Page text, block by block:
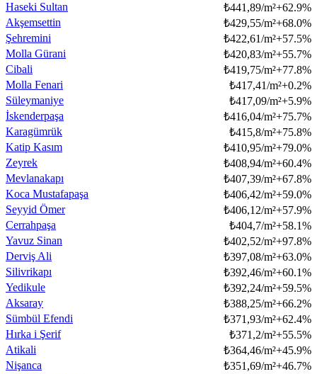
Haseki Sultan ₺441,89/m²+62.9%
Akşemsettin
₺429,55/m²+68.0%
Şehremini
₺422,61/m²+57.5%
Molla Gürani
₺420,83/m²+55.7%
Cibali
₺419,75/m²+77.8%
Molla Fenari
₺417,41/m²+0.2%
Süleymaniye
₺417,09/m²+5.9%
İskenderpaşa
₺416,04/m²+75.7%
Karagümrük
₺415,8/m²+75.8%
Katip Kasım
₺410,95/m²+79.0%
Zeyrek
₺408,94/m²+60.4%
Mevlanakapı
₺407,39/m²+67.8%
Koca Mustafapaşa
₺406,42/m²+59.0%
Seyyid Ömer
₺406,12/m²+57.9%
Cerrahpaşa
₺404,7/m²+58.1%
Yavuz Sinan
₺402,52/m²+97.8%
Derviş Ali
₺397,08/m²+63.0%
Silivrikapı
₺392,46/m²+60.1%
Yedikule
₺392,24/m²+59.5%
Aksaray
₺388,25/m²+66.2%
Sümbül Efendi
₺371,93/m²+62.4%
Hırka i Şerif
₺371,2/m²+55.5%
Atikali
₺364,46/m²+45.9%
Nişanca
₺351,69/m²+46.7%